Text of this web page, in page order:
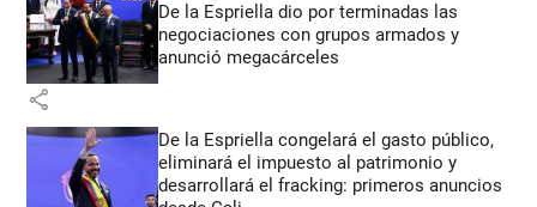
De la Espriella dio por terminadas las
negociaciones con grupos armados y
anunció megacárceles
share
De la Espriella congelará el gasto público,
eliminará el impuesto al patrimonio y
desarrollará el fracking: primeros anuncios